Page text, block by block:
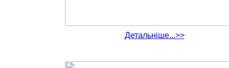
Детальніше...>>